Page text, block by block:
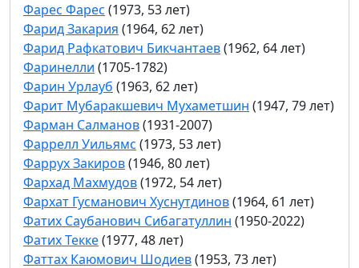
Фарес Фарес (1973, 53 лет)
Фарид Закария (1964, 62 лет)
Фарид Рафкатович Бикчантаев(1962, 64 лет)
Фаринелли (1705-1782)
Фарин Урлауб (1963, 62 лет)
Фарит Мубаракшевич Мухаметшин (1947, 79 лет)
Фарман Салманов(1931-2007)
Фаррелл Уильямс (1973, 53 лет)
Фаррух Закиров(1946, 80 лет)
Фархад Махмудов(1972, 54 лет)
Фархат Гусманович Хуснутдинов(1964, 61 лет)
Фатих Саубанович Сибагатуллин (1950-2022)
Фатих Текке(1977, 48 лет)
Фаттах Каюмович Шодиев(1953, 73 лет)